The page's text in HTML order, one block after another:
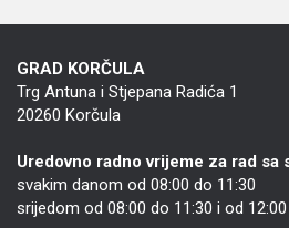
GRAD KORČULA
Trg Antuna i Stjepana Radića 1
20260 Korčula
Uredovno radno vrijeme za rad sa
svakim danom od 08:00 do 11:30
srijedom od 08:00 do 11:30 i od